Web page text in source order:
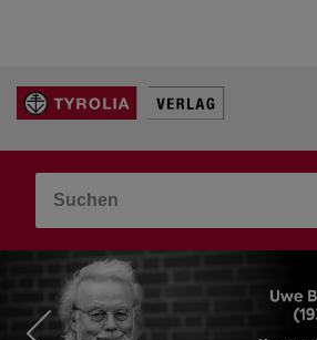
LEBEN & GLAUBE
KOCHEN & GESUNDHEIT